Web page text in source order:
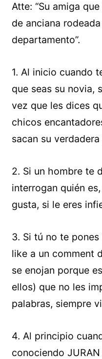
Atte: “Su amiga
de anciana
departamento”.
1. Al inicio cuando
que seas su novia,
vez que les dices
chicos
sacan su
2. Si un hombre te
interrogan quién
gusta, si le eres
3. Si tú no te
like a un comment
se enojan porque
ellos) que no les
palabras, siempre
4. Al principio
conociendo